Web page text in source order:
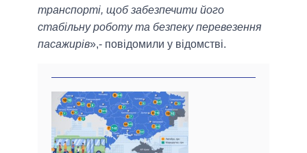
транспорті, щоб забезпечити його
стабільну роботу та безпеку перевезення
пасажирів»,- повідомили у відомстві.